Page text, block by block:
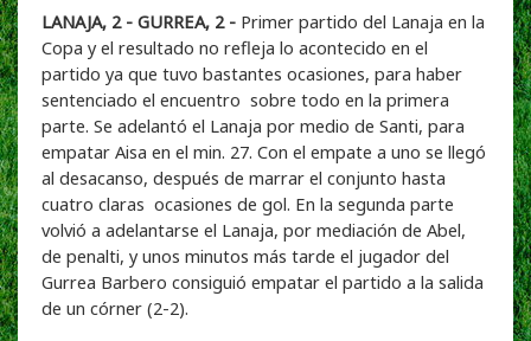
LANAJA, 2 - GURREA, 2 - Primer partido del Lanaja en la
Copa y el resultado no refleja lo acontecido en el
partido ya que tuvo bastantes ocasiones, para haber
sentenciado el encuentro sobre todo en la primera
parte. Se adelantó el Lanaja por medio de Santi, para
empatar Aisa en el min. 27. Con el empate a uno se llegó
al desacanso, después de marrar el conjunto hasta
cuatro claras ocasiones de gol. En la segunda parte
volvió a adelantarse el Lanaja, por mediación de Abel,
de penalti, y unos minutos más tarde el jugador del
Gurrea Barbero consiguió empatar el partido a la salida
de un córner (2-2).